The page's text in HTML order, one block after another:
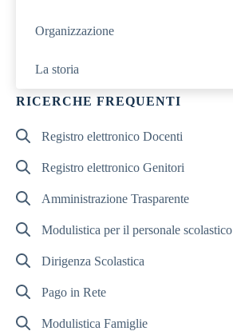
Organizzazione
La storia
RICERCHE FREQUENTI
Registro elettronico Docenti
Registro elettronico Genitori
Amministrazione Trasparente
Modulistica per il personale scolastico
Dirigenza Scolastica
Pago in Rete
Modulistica Famiglie